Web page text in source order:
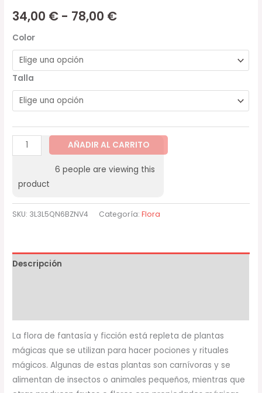
34,00 € - 78,00 €
Color
Talla
AÑADIR AL CARRITO
6 people are viewing this
product
SKU: 3L3L5QN6BZNV4 Categoría:Flora
Descripción
La flora de fantasía y ficción está repleta de plantas
mágicas que se utilizan para hacer pociones y rituales
mágicos. Algunas de estas plantas son carnívoras y se
alimentan de insectos o animales pequeños, mientras que